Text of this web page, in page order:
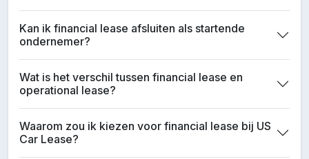
Kan ik financial lease afsluiten als startende
ondernemer?
Wat is het verschil tussen financial lease en
operational lease?
Waarom zou ik kiezen voor financial lease bij US
Car Lease?